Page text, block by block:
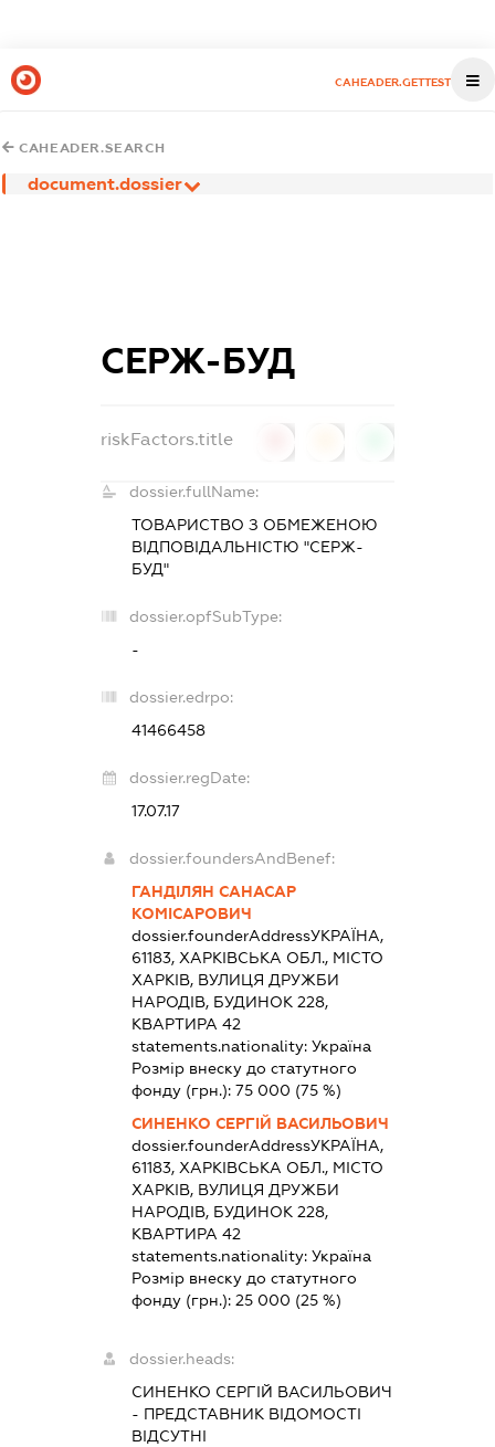
CAHEADER.GETTEST
CAHEADER.SEARCH
document.dossier
СЕРЖ-БУД
riskFactors.title
dossier.fullName:
ТОВАРИСТВО З ОБМЕЖЕНОЮ
ВІДПОВІДАЛЬНІСТЮ "СЕРЖ-
БУД"
dossier.opfSubType:
-
dossier.edrpo:
41466458
dossier.regDate:
17.07.17
dossier.foundersAndBenef:
ГАНДІЛЯН САНАСАР
КОМІСАРОВИЧ
dossier.founderAddressУКРАЇНА,
61183, ХАРКІВСЬКА ОБЛ., МІСТО
ХАРКІВ, ВУЛИЦЯ ДРУЖБИ
НАРОДІВ, БУДИНОК 228,
КВАРТИРА 42
statements.nationality:Україна
Розмір внеску до статутного
фонду (грн.):75 000 (75 %)
СИНЕНКО СЕРГІЙ ВАСИЛЬОВИЧ
dossier.founderAddressУКРАЇНА,
61183, ХАРКІВСЬКА ОБЛ., МІСТО
ХАРКІВ, ВУЛИЦЯ ДРУЖБИ
НАРОДІВ, БУДИНОК 228,
КВАРТИРА 42
statements.nationality:Україна
Розмір внеску до статутного
фонду (грн.):25 000 (25 %)
dossier.heads:
СИНЕНКО СЕРГІЙ ВАСИЛЬОВИЧ
- ПРЕДСТАВНИК ВІДОМОСТІ
ВІДСУТНІ